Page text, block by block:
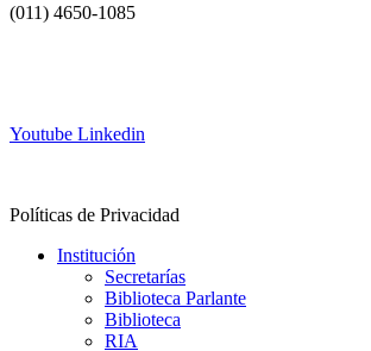
(011) 4650-1085
Youtube Linkedin
Políticas de Privacidad
Institución
Secretarías
Biblioteca Parlante
Biblioteca
RIA